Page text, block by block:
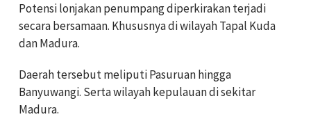
Potensi lonjakan penumpang diperkirakan terjadi
secara bersamaan. Khususnya di wilayah Tapal Kuda
dan Madura.
Daerah tersebut meliputi Pasuruan hingga
Banyuwangi. Serta wilayah kepulauan di sekitar
Madura.